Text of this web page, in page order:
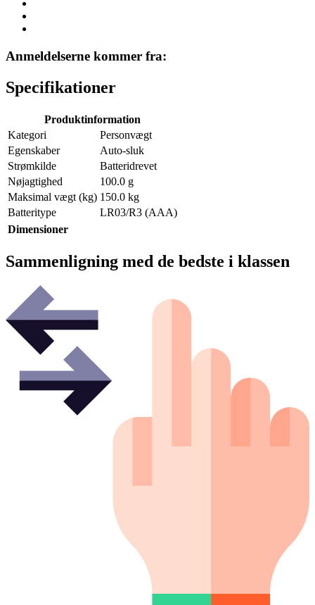
Anmeldelserne kommer fra:
Specifikationer
Produktinformation
Kategori
Personvægt
Egenskaber
Auto-sluk
Strømkilde
Batteridrevet
Nøjagtighed
100.0 g
Maksimal vægt (kg) 150.0 kg
Batteritype
LR03/R3 (AAA)
Dimensioner
Sammenligning med de bedste i klassen